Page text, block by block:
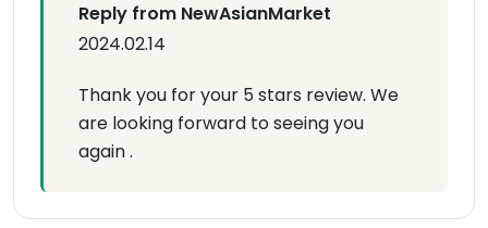
Reply from NewAsianMarket
2024.02.14
Thank you for your 5 stars review. We
are looking forward to seeing you
again .